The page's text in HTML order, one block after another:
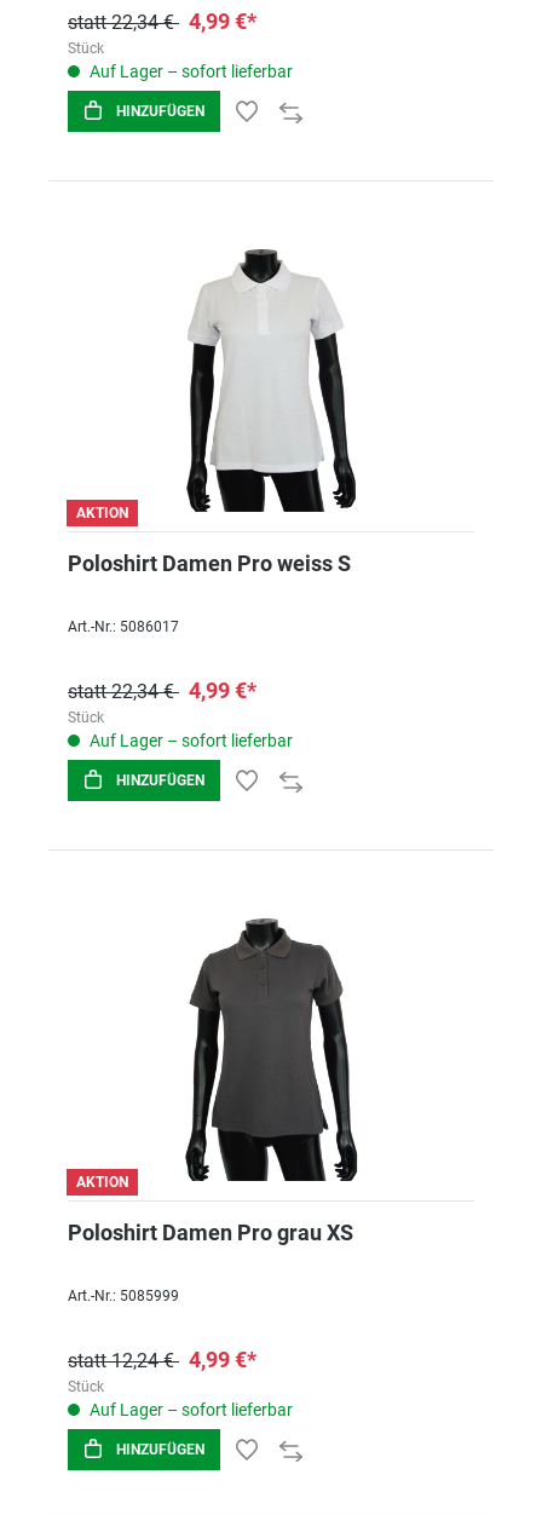
statt 22,34 € 4,99 €*
Stück
Auf Lager – sofort lieferbar
HINZUFÜGEN
AKTION
Poloshirt Damen Pro weiss S
Art.-Nr.: 5086017
statt 22,34 € 4,99 €*
Stück
Auf Lager – sofort lieferbar
HINZUFÜGEN
AKTION
Poloshirt Damen Pro grau XS
Art.-Nr.: 5085999
statt 12,24 € 4,99 €*
Stück
Auf Lager – sofort lieferbar
HINZUFÜGEN